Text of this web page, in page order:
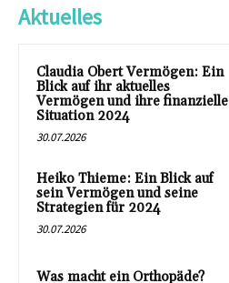
Aktuelles
Claudia Obert Vermögen: Ein
Blick auf ihr aktuelles
Vermögen und ihre finanzielle
Situation 2024
30.07.2026
Heiko Thieme: Ein Blick auf
sein Vermögen und seine
Strategien für 2024
30.07.2026
Was macht ein Orthopäde?